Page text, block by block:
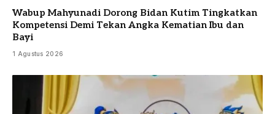
Wabup Mahyunadi Dorong Bidan Kutim Tingkatkan
Kompetensi Demi Tekan Angka Kematian Ibu dan
Bayi
1 Agustus 2026